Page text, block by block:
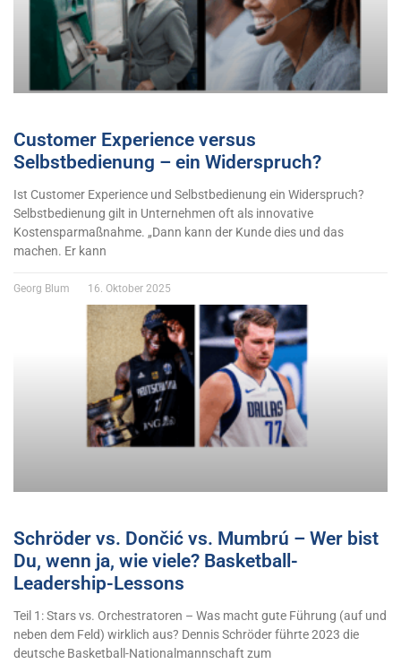
Customer Experience versus
Selbstbedienung – ein Widerspruch?
Ist Customer Experience und Selbstbedienung ein Widerspruch?
Selbstbedienung gilt in Unternehmen oft als innovative
Kostensparmaßnahme. „Dann kann der Kunde dies und das
machen. Er kann
Georg Blum 16. Oktober 2025
Schröder vs. Dončić vs. Mumbrú – Wer bist
Du, wenn ja, wie viele? Basketball-
Leadership-Lessons
Teil 1: Stars vs. Orchestratoren – Was macht gute Führung (auf und
neben dem Feld) wirklich aus? Dennis Schröder führte 2023 die
deutsche Basketball-Nationalmannschaft zum